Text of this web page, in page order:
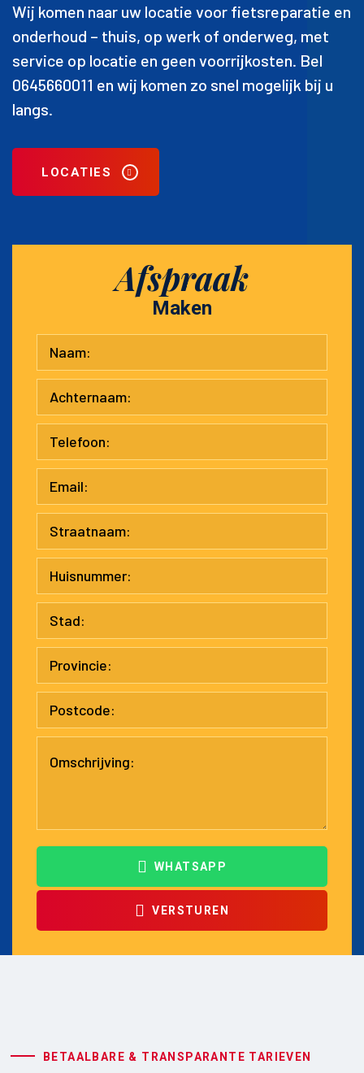
Wij komen naar uw locatie voor fietsreparatie en
onderhoud – thuis, op werk of onderweg, met
service op locatie en geen voorrijkosten. Bel
0645660011 en wij komen zo snel mogelijk bij u
langs.
LOCATIES
Afspraak
Maken
WHATSAPP
VERSTUREN
BETAALBARE & TRANSPARANTE TARIEVEN